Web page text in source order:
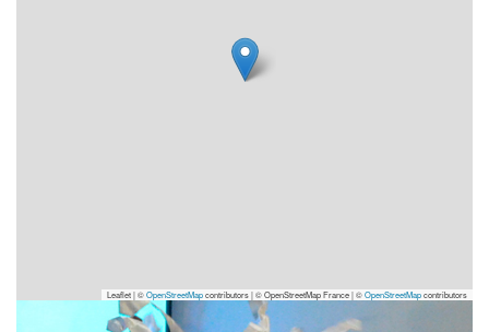
Leaflet | ©OpenStreetMapcontributors|© OpenStreetMap France | ©OpenStreetMapcontributors